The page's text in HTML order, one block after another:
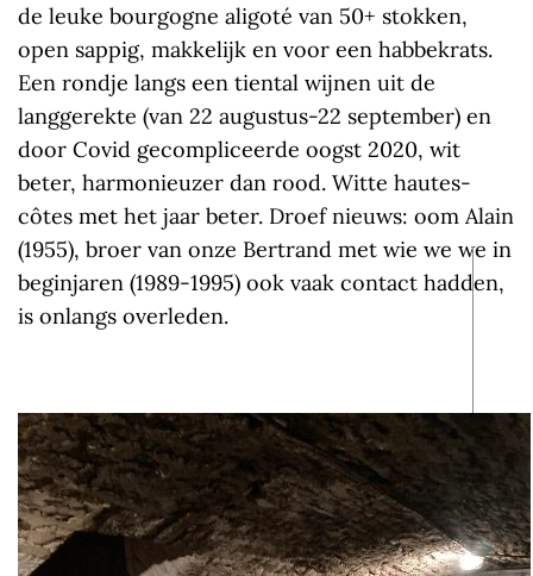
de leuke bourgogne aligoté van 50+ stokken,
open sappig, makkelijk en voor een habbekrats.
Een rondje langs een tiental wijnen uit de
langgerekte (van 22 augustus-22 september) en
door Covid gecompliceerde oogst 2020, wit
beter, harmonieuzer dan rood. Witte hautes-
côtes met het jaar beter. Droef nieuws: oom Alain
(1955), broer van onze Bertrand met wie we we in
beginjaren (1989-1995) ook vaak contact hadden,
is onlangs overleden.